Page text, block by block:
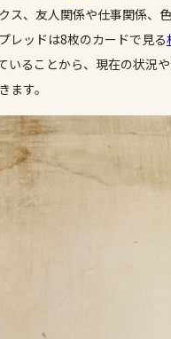
ス、友人関係や仕事関係、
レッドは8枚のカードで見る
いることから、現在の状況や
ます。